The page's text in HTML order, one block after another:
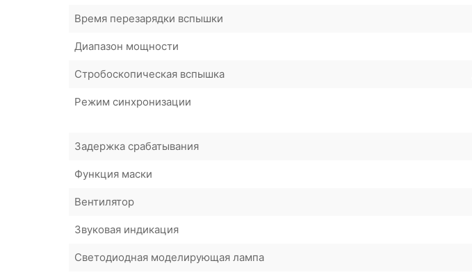
Время перезарядки вспышки
Диапазон мощности
Стробоскопическая вспышка
Режим синхронизации
Задержка срабатывания
Функция маски
Вентилятор
Звуковая индикация
Светодиодная моделирующая лампа